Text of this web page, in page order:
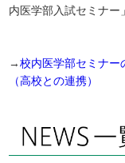
内医学部入試セミナー
→校内医学部セミナー
（高校との連携）